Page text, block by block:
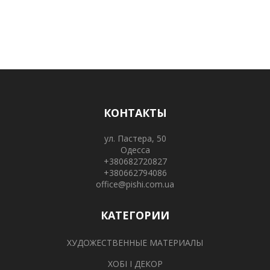
КОНТАКТЫ
ул. Пастера, 50
Одесса
+380682720827
+380662794086
office@pishi.com.ua
КАТЕГОРИИ
ХУДОЖЕСТВЕННЫЕ МАТЕРИАЛЫ
ХОБІ І ДЕКОР